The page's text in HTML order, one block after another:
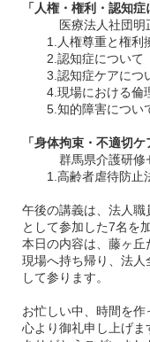
「人権・権利・認知症
医療法人社団明正
1.人権尊重と権利
2.認知症について
3.認知症ケアにつ
4.現場における倫
5.知的障害につい
「身体拘束・不適切ケ
群馬県介護研修
1.高齢者虐待防止
午後の講義は、法人
として参加した7名を
本日の内容は、藤ヶ
現場へ持ち帰り、法
して参ります。
お忙しい中、時間を作
心より御礼申し上げま